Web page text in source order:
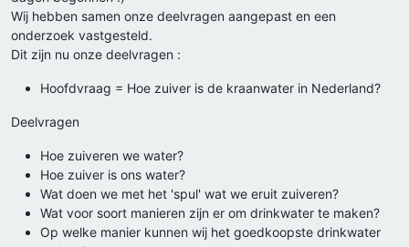
Wij hebben samen onze deelvragen aangepast en een
onderzoek vastgesteld.
Dit zijn nu onze deelvragen :
Hoofdvraag = Hoe zuiver is de kraanwater in Nederland?
Deelvragen
Hoe zuiveren we water?
Hoe zuiver is ons water?
Wat doen we met het 'spul' wat we eruit zuiveren?
Wat voor soort manieren zijn er om drinkwater te maken?
Op welke manier kunnen wij het goedkoopste drinkwater